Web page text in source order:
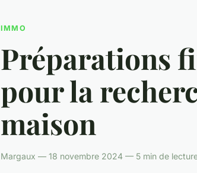
IMMO
Préparations
pour la
maison
Margaux — 18 novembre 2024 — 5 min de